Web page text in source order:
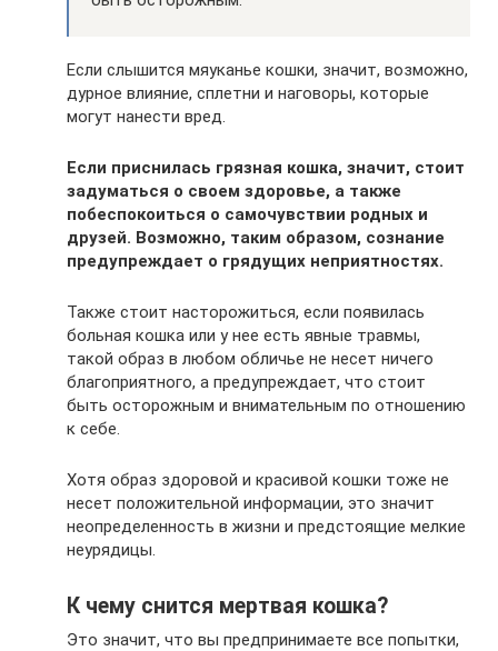
Если слышится мяуканье кошки, значит, возможно,
дурное влияние, сплетни и наговоры, которые
могут нанести вред.
Если приснилась грязная кошка, значит, стоит
задуматься о своем здоровье, а также
побеспокоиться о самочувствии родных и
друзей. Возможно, таким образом, сознание
предупреждает о грядущих неприятностях.
Также стоит насторожиться, если появилась
больная кошка или у нее есть явные травмы,
такой образ в любом обличье не несет ничего
благоприятного, а предупреждает, что стоит
быть осторожным и внимательным по отношению
к себе.
Хотя образ здоровой и красивой кошки тоже не
несет положительной информации, это значит
неопределенность в жизни и предстоящие мелкие
неурядицы.
К чему снится мертвая кошка?
Это значит, что вы предпринимаете все попытки,